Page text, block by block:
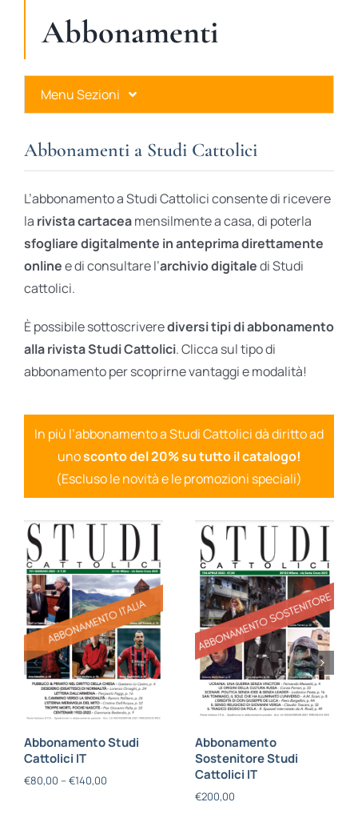
Abbonamenti
Menu Sezioni
Ares Gold
Ares Digital
Ares Gift Card
Abbonamenti a Studi Cattolici
L’abbonamento a Studi Cattolici consente di ricevere
la rivista cartaceamensilmente a casa, di poterla
sfogliare digitalmente in anteprima direttamente
onlinee di consultare l’archivio digitaledi Studi
cattolici.
È possibile sottoscriverediversi tipi di abbonamento
alla rivista Studi Cattolici. Clicca sul tipo di
abbonamento per scoprirne vantaggi e modalità!
In più l’abbonamento a Studi Cattolici dà diritto ad
unosconto del 20% su tutto il catalogo!
(Escluso le novità e le promozioni speciali)
Abbonamento Studi
Cattolici IT
€80,00 – €140,00
Abbonamento
Sostenitore Studi
Cattolici IT
€200,00